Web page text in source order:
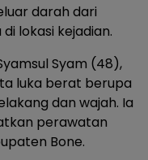
darah dari
lokasi kejadian.
Syam (48),
luka berat berupa
dan wajah. Ia
perawatan
Bone.